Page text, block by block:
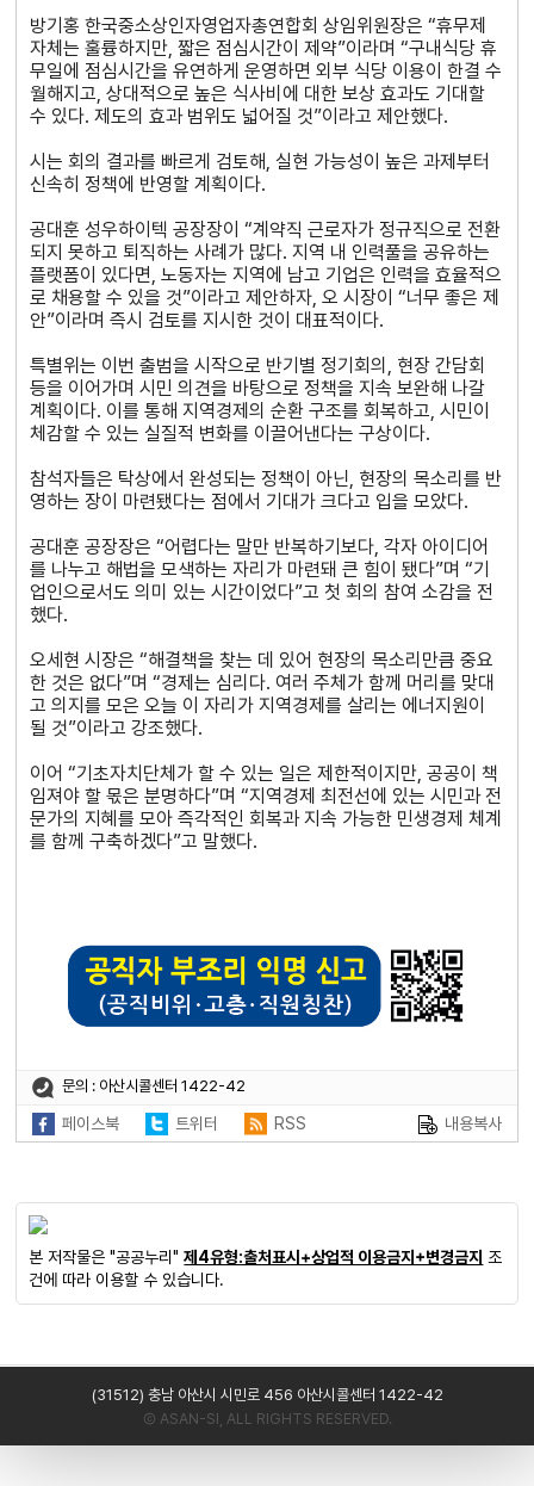
방기홍 한국중소상인자영업자총연합회 상임위원장은 “휴무제
자체는 훌륭하지만, 짧은 점심시간이 제약”이라며 “구내식당 휴
무일에 점심시간을 유연하게 운영하면 외부 식당 이용이 한결 수
월해지고, 상대적으로 높은 식사비에 대한 보상 효과도 기대할
수 있다. 제도의 효과 범위도 넓어질 것”이라고 제안했다.
시는 회의 결과를 빠르게 검토해, 실현 가능성이 높은 과제부터
신속히 정책에 반영할 계획이다.
공대훈 성우하이텍 공장장이 “계약직 근로자가 정규직으로 전환
되지 못하고 퇴직하는 사례가 많다. 지역 내 인력풀을 공유하는
플랫폼이 있다면, 노동자는 지역에 남고 기업은 인력을 효율적으
로 채용할 수 있을 것”이라고 제안하자, 오 시장이 “너무 좋은 제
안”이라며 즉시 검토를 지시한 것이 대표적이다.
특별위는 이번 출범을 시작으로 반기별 정기회의, 현장 간담회
등을 이어가며 시민 의견을 바탕으로 정책을 지속 보완해 나갈
계획이다. 이를 통해 지역경제의 순환 구조를 회복하고, 시민이
체감할 수 있는 실질적 변화를 이끌어낸다는 구상이다.
참석자들은 탁상에서 완성되는 정책이 아닌, 현장의 목소리를 반
영하는 장이 마련됐다는 점에서 기대가 크다고 입을 모았다.
공대훈 공장장은 “어렵다는 말만 반복하기보다, 각자 아이디어
를 나누고 해법을 모색하는 자리가 마련돼 큰 힘이 됐다”며 “기
업인으로서도 의미 있는 시간이었다”고 첫 회의 참여 소감을 전
했다.
오세현 시장은 “해결책을 찾는 데 있어 현장의 목소리만큼 중요
한 것은 없다”며 “경제는 심리다. 여러 주체가 함께 머리를 맞대
고 의지를 모은 오늘 이 자리가 지역경제를 살리는 에너지원이
될 것”이라고 강조했다.
이어 “기초자치단체가 할 수 있는 일은 제한적이지만, 공공이 책
임져야 할 몫은 분명하다”며 “지역경제 최전선에 있는 시민과 전
문가의 지혜를 모아 즉각적인 회복과 지속 가능한 민생경제 체계
를 함께 구축하겠다”고 말했다.
문의 : 아산시콜센터 1422-42
페이스북 트위터 RSS 내용복사
본 저작물은 "공공누리"제4유형:출처표시+상업적 이용금지+변경금지 조
건에 따라 이용할 수 있습니다.
(31512) 충남 아산시 시민로 456 아산시콜센터 1422-42
Ⓒ ASAN-SI, ALL RIGHTS RESERVED.